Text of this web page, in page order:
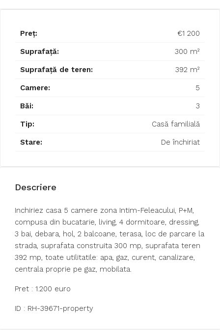
Preț: €1 200
Suprafață: 300 m²
Suprafață de teren: 392 m²
Camere: 5
Băi: 3
Tip: Casă familială
Stare: De închiriat
Descriere
Inchiriez casa 5 camere zona Intim-Feleacului, P+M,
compusa din bucatarie, living, 4 dormitoare, dressing,
3 bai, debara, hol, 2 balcoane, terasa, loc de parcare la
strada, suprafata construita 300 mp, suprafata teren
392 mp, toate utilitatile: apa, gaz, curent, canalizare,
centrala proprie pe gaz, mobilata.
Pret : 1.200 euro
ID : RH-39671-property